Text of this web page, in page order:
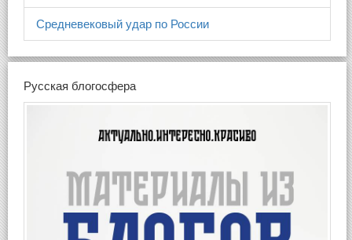
Средневековый удар по России
Русская блогосфера